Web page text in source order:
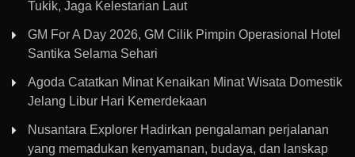
Tukik, Jaga Kelestarian Laut
GM For A Day 2026, GM Cilik Pimpin Operasional Hotel
Santika Selama Sehari
Agoda Catatkan Minat Kenaikan Minat Wisata Domestik
Jelang Libur Hari Kemerdekaan
Nusantara Explorer Hadirkan pengalaman perjalanan
yang memadukan kenyamanan, budaya, dan lanskap